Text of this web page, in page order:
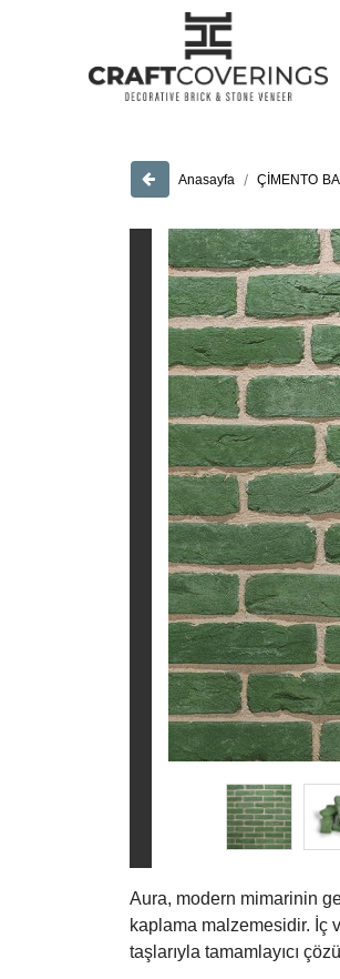
Anasayfa ÇİMENTO
Aura, modern mimarinin
kaplama malzemesidir. İç
taşlarıyla tamamlayıcı